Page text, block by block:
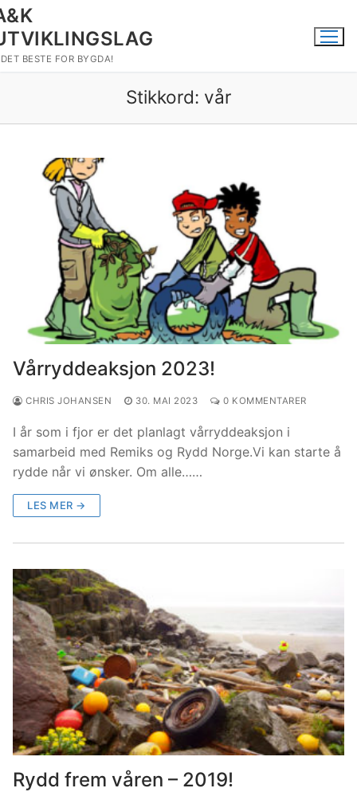
Hopp
til
innholdet
BESTE FOR BYGDA!
Stikkord: vår
Vårryddeaksjon 2023!
CHRIS JOHANSEN 30. MAI 2023 0 KOMMENTARER
I år som i fjor er det planlagt vårryddeaksjon i
samarbeid med Remiks og Rydd Norge.Vi kan starte å
rydde når vi ønsker. Om alle……
LES MER →
Rydd frem våren – 2019!